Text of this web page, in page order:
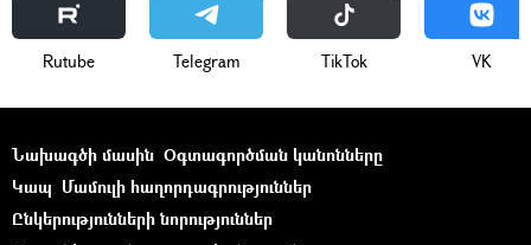
Rutube Telegram ТikТоk VK
Նախագծի մասին Օգտագործման կանոնները
Կապ Մամուլի հաղորդագրություններ
Ընկերությունների նորություններ